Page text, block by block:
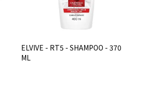
ELVIVE - RT5 - SHAMPOO - 370
ML